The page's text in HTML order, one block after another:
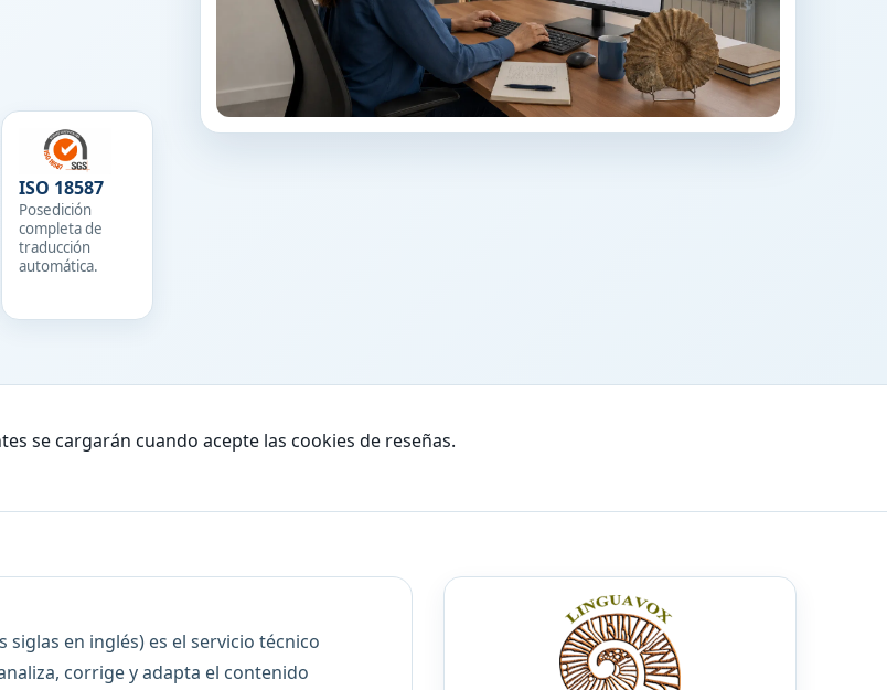
ISO 18587
Posedición
completa de
traducción
automática.
se cargarán cuando acepte las cookies de reseñas.
siglas en inglés) es el servicio técnico
corrige y adapta el contenido